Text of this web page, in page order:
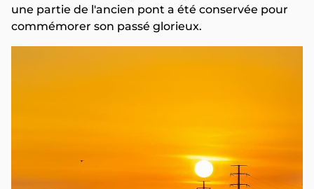
une partie de l'ancien pont a été conservée pour
commémorer son passé glorieux.